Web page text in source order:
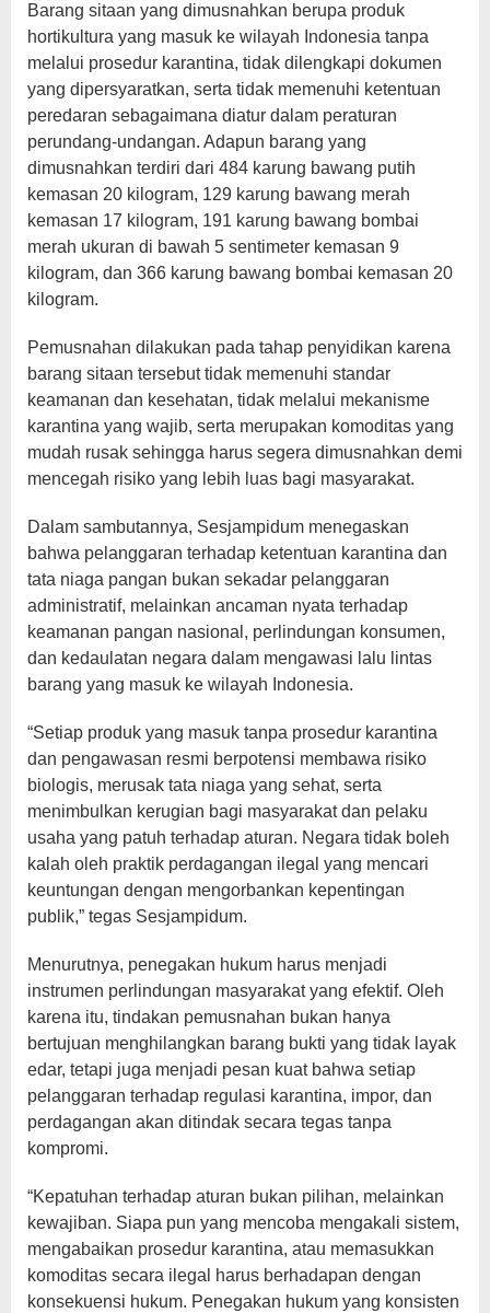
Barang sitaan yang dimusnahkan berupa produk
hortikultura yang masuk ke wilayah Indonesia tanpa
melalui prosedur karantina, tidak dilengkapi dokumen
yang dipersyaratkan, serta tidak memenuhi ketentuan
peredaran sebagaimana diatur dalam peraturan
perundang-undangan. Adapun barang yang
dimusnahkan terdiri dari 484 karung bawang putih
kemasan 20 kilogram, 129 karung bawang merah
kemasan 17 kilogram, 191 karung bawang bombai
merah ukuran di bawah 5 sentimeter kemasan 9
kilogram, dan 366 karung bawang bombai kemasan 20
kilogram.
Pemusnahan dilakukan pada tahap penyidikan karena
barang sitaan tersebut tidak memenuhi standar
keamanan dan kesehatan, tidak melalui mekanisme
karantina yang wajib, serta merupakan komoditas yang
mudah rusak sehingga harus segera dimusnahkan demi
mencegah risiko yang lebih luas bagi masyarakat.
Dalam sambutannya, Sesjampidum menegaskan
bahwa pelanggaran terhadap ketentuan karantina dan
tata niaga pangan bukan sekadar pelanggaran
administratif, melainkan ancaman nyata terhadap
keamanan pangan nasional, perlindungan konsumen,
dan kedaulatan negara dalam mengawasi lalu lintas
barang yang masuk ke wilayah Indonesia.
“Setiap produk yang masuk tanpa prosedur karantina
dan pengawasan resmi berpotensi membawa risiko
biologis, merusak tata niaga yang sehat, serta
menimbulkan kerugian bagi masyarakat dan pelaku
usaha yang patuh terhadap aturan. Negara tidak boleh
kalah oleh praktik perdagangan ilegal yang mencari
keuntungan dengan mengorbankan kepentingan
publik,” tegas Sesjampidum.
Menurutnya, penegakan hukum harus menjadi
instrumen perlindungan masyarakat yang efektif. Oleh
karena itu, tindakan pemusnahan bukan hanya
bertujuan menghilangkan barang bukti yang tidak layak
edar, tetapi juga menjadi pesan kuat bahwa setiap
pelanggaran terhadap regulasi karantina, impor, dan
perdagangan akan ditindak secara tegas tanpa
kompromi.
“Kepatuhan terhadap aturan bukan pilihan, melainkan
kewajiban. Siapa pun yang mencoba mengakali sistem,
mengabaikan prosedur karantina, atau memasukkan
komoditas secara ilegal harus berhadapan dengan
konsekuensi hukum. Penegakan hukum yang konsisten